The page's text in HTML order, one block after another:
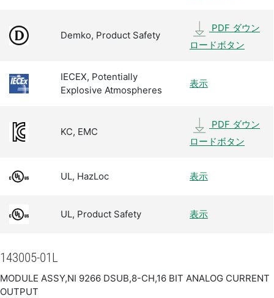
Demko, Product Safety
PDF ダウン
ロードボタン
IECEX, Potentially
Explosive Atmospheres
表示
KC, EMC
PDF ダウン
ロードボタン
UL, HazLoc 表示
UL, Product Safety 表示
143005-01L
MODULE ASSY,NI 9266 DSUB,8-CH,16 BIT ANALOG CURRENT
OUTPUT